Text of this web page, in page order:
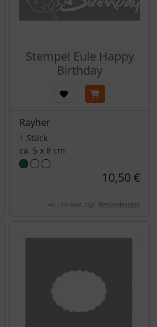
Stempel Eule Happy
Birthday
Rayher
1 Stück
ca. 5 x 8 cm
10,50 €
inkl. 19 % MwSt. zzgl. Versandkosten